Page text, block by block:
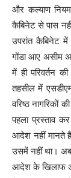
और कल्याण
कैबिनेट से पास
उपरांत कैबिनेट में
गोंडा आए असीम
में ही परिवर्तन
तहसील में
वरिष्ठ नागरिकों
पहला प्रस्ताव
आदेश नहीं मानते
उसमें नहीं था।
आदेश के खिलाफ